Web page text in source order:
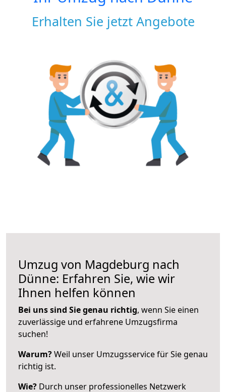
Erhalten Sie jetzt Angebote
Umzug von Magdeburg nach
Dünne: Erfahren Sie, wie wir
Ihnen helfen können
Bei uns sind Sie genau richtig, wenn Sie einen
zuverlässige und erfahrene Umzugsfirma
suchen!
Warum?Weil unser Umzugsservice für Sie genau
richtig ist.
Wie? Durch unser professionelles Netzwerk